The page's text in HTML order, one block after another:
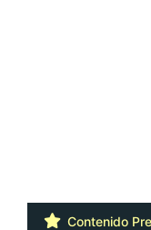
Contenido